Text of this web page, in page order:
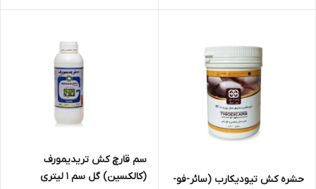
حشره کش تیودیکارب (سائر-فو-
سم قارچ کش تریدیمورف
(کالکسین) گل سم 1 لیتری